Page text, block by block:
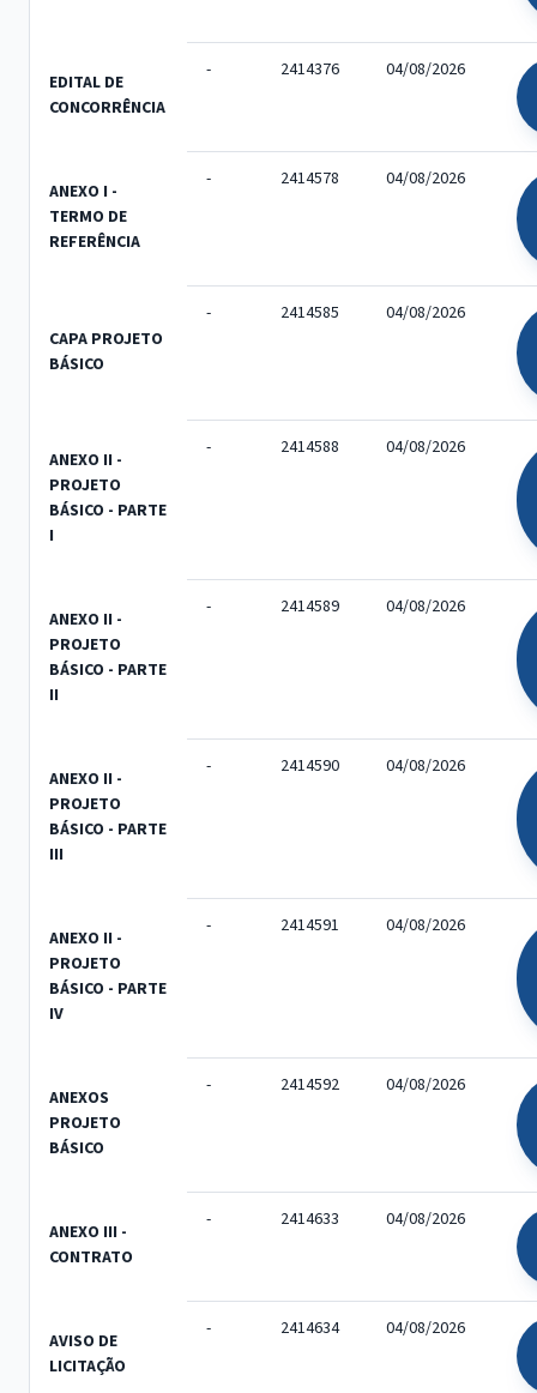
EDITAL DE
CONCORRÊNCIA
- 2414376 04/08/2026
ANEXO I -
TERMO DE
REFERÊNCIA
- 2414578 04/08/2026
CAPA PROJETO
BÁSICO
- 2414585 04/08/2026
ANEXO II -
PROJETO
BÁSICO - PARTE
I
- 2414588 04/08/2026
ANEXO II -
PROJETO
BÁSICO - PARTE
II
- 2414589 04/08/2026
ANEXO II -
PROJETO
BÁSICO - PARTE
III
- 2414590 04/08/2026
ANEXO II -
PROJETO
BÁSICO - PARTE
IV
- 2414591 04/08/2026
ANEXOS
PROJETO
BÁSICO
- 2414592 04/08/2026
ANEXO III -
CONTRATO
- 2414633 04/08/2026
AVISO DE
LICITAÇÃO
- 2414634 04/08/2026